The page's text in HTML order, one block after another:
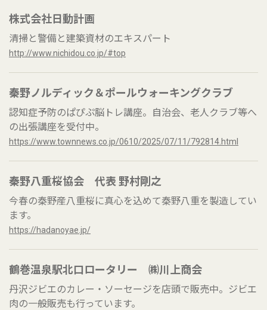
株式会社日動計画
清掃と警備と建築資材のエキスパート
http://www.nichidou.co.jp/#top
秦野ノルディック＆ポールウォーキングクラブ
認知症予防のぱぴぷ脳トレ講座。自治会、老人クラブ等へ
の出張講座を受付中。
https://www.townnews.co.jp/0610/2025/07/11/792814.html
秦野八重桜協会 代表 野村剛之
今春の秦野産八重桜に真心を込めて秦野八重を製造してい
ます。
https://hadanoyae.jp/
鶴巻温泉駅北口ロータリー ㈱川上商会
丹沢ジビエのカレー・ソーセージを店頭で販売中。ジビエ
肉の一般販売も行っています。